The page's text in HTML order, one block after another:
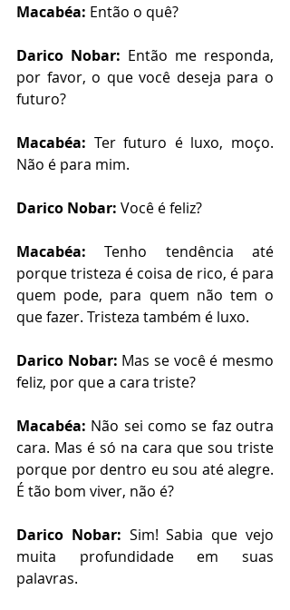
Macabéa: Então o quê?
Darico Nobar: Então me responda,
por favor, o que você deseja para o
futuro?
Macabéa: Ter futuro é luxo, moço.
Não é para mim.
Darico Nobar: Você é feliz?
Macabéa: Tenho tendência até
porque tristeza é coisa de rico, é para
quem pode, para quem não tem o
que fazer. Tristeza também é luxo.
Darico Nobar: Mas se você é mesmo
feliz, por que a cara triste?
Macabéa: Não sei como se faz outra
cara. Mas é só na cara que sou triste
porque por dentro eu sou até alegre.
É tão bom viver, não é?
Darico Nobar: Sim! Sabia que vejo
muita profundidade em suas
palavras.